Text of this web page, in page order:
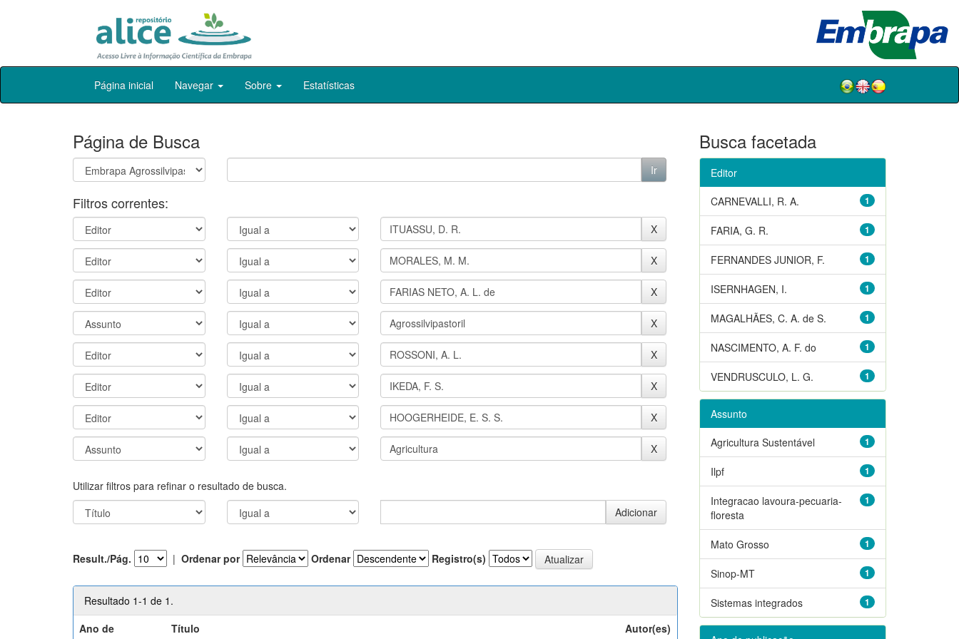
Skip
Página inicial Navegar Sobre Estatísticas
Página de Busca
Filtros correntes:
Utilizar filtros para refinar o resultado de busca.
Result./Pág. | Ordenar por Ordenar Registro(s)
Resultado 1-1 de 1.
Ano de
Título Autor(es)
Busca facetada
Editor
1
CARNEVALLI, R. A.
1
FARIA, G. R.
1
FERNANDES JUNIOR, F.
1
ISERNHAGEN, I.
1
MAGALHÃES, C. A. de S.
1
NASCIMENTO, A. F. do
1
VENDRUSCULO, L. G.
Assunto
1
Agricultura Sustentável
1
Ilpf
1
Integracao lavoura-pecuaria-
floresta
1
Mato Grosso
1
Sinop-MT
1
Sistemas integrados